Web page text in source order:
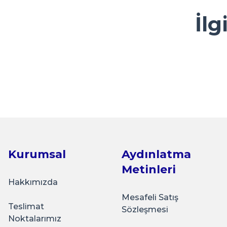
Tohum Saklamak için çok güzel
İyi memnunum
Sarkap
Kurumsal
Hakkımızda
Teslimat
Noktalarımız
Aydınlatma
Metinleri
Mesafeli Satış
Sözleşmesi